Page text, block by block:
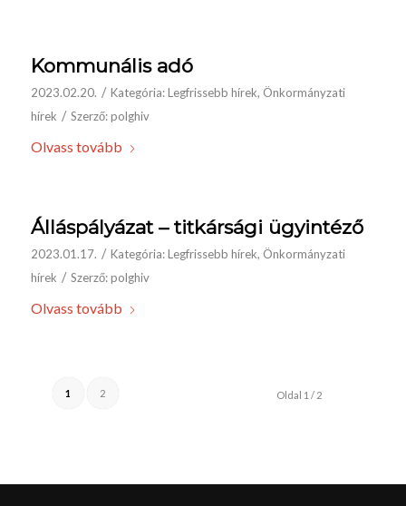
Kommunális adó
2023.02.20. / Kategória:Legfrissebb hírek, Önkormányzati
hírek / Szerző:polghiv
Olvass tovább
Álláspályázat – titkársági ügyintéző
2023.01.17. / Kategória:Legfrissebb hírek, Önkormányzati
hírek / Szerző:polghiv
Olvass tovább
Oldal 1 / 2
1 2